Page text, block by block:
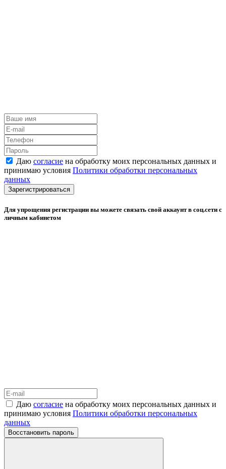
Даю согласие на обработку моих персональных данных и
принимаю условия Политики обработки персональных
данных
Зарегистрироваться
Для упрощения регистрации вы можете связать свой аккаунт в соц.сети с
личным кабинетом
Даю согласие на обработку моих персональных данных и
принимаю условия Политики обработки персональных
данных
Восстановить пароль